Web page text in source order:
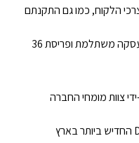
הלקוח, כמו גם התקנתם
– מכירה של תשתיות המחשוב ללקוח בעסקה משתלמת ופריסת 36
צוות מומחי החברה